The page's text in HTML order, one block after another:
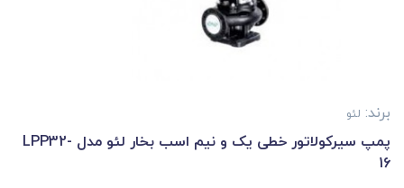
برند: لئو
پمپ سیرکولاتور خطی یک و نیم اسب بخار لئو مدل LPP32-
16